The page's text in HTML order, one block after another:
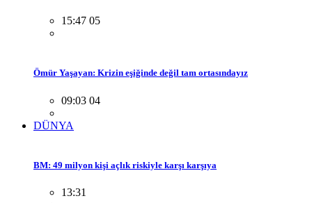
15:47 05
Ömür Yaşayan: Krizin eşiğinde değil tam ortasındayız
09:03 04
DÜNYA
BM: 49 milyon kişi açlık riskiyle karşı karşıya
13:31